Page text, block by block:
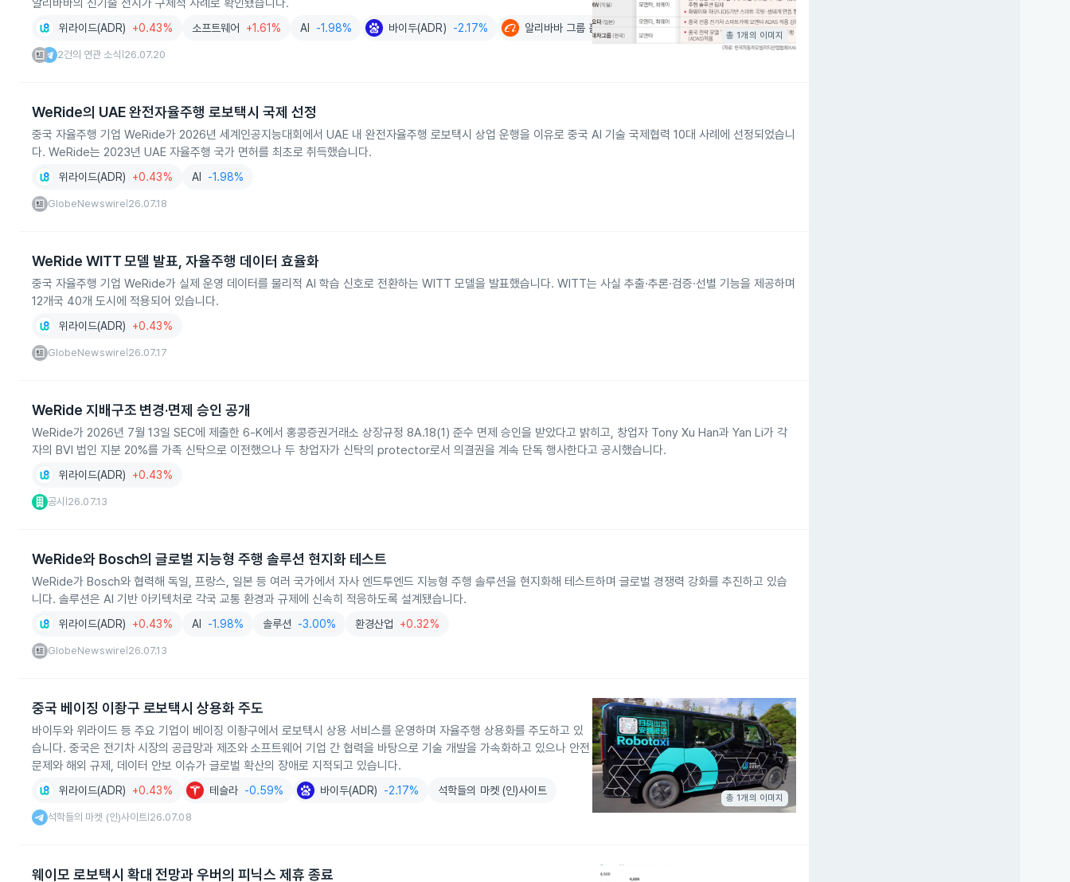
알리바바의 신기술 전시가 구체적 사례로 확인됐습니다.
위라이드(ADR) +0.43% 소프트웨어 +1.61% AI -1.98% 바이두(ADR) -2.17% 알리바바 그룹 홀딩(ADR) -1.68%
2건의 연관 소식 26.07.20
총 1개의 이미지
WeRide의 UAE 완전자율주행 로보택시 국제 선정
중국 자율주행 기업 WeRide가 2026년 세계인공지능대회에서 UAE 내 완전자율주행 로보택시 상업 운행을 이유로 중국 AI 기술 국제협력 10대 사례에 선정되었습니
다. WeRide는 2023년 UAE 자율주행 국가 면허를 최초로 취득했습니다.
위라이드(ADR) +0.43% AI -1.98%
GlobeNewswire 26.07.18
WeRide WITT 모델 발표, 자율주행 데이터 효율화
중국 자율주행 기업 WeRide가 실제 운영 데이터를 물리적 AI 학습 신호로 전환하는 WITT 모델을 발표했습니다. WITT는 사실 추출·추론·검증·선별 기능을 제공하며
12개국 40개 도시에 적용되어 있습니다.
위라이드(ADR) +0.43%
GlobeNewswire 26.07.17
WeRide 지배구조 변경·면제 승인 공개
WeRide가 2026년 7월 13일 SEC에 제출한 6‑K에서 홍콩증권거래소 상장규정 8A.18(1) 준수 면제 승인을 받았다고 밝히고, 창업자 Tony Xu Han과 Yan Li가 각
자의 BVI 법인 지분 20%를 가족 신탁으로 이전했으나 두 창업자가 신탁의 protector로서 의결권을 계속 단독 행사한다고 공시했습니다.
위라이드(ADR) +0.43%
공시 26.07.13
WeRide와 Bosch의 글로벌 지능형 주행 솔루션 현지화 테스트
WeRide가 Bosch와 협력해 독일, 프랑스, 일본 등 여러 국가에서 자사 엔드투엔드 지능형 주행 솔루션을 현지화해 테스트하며 글로벌 경쟁력 강화를 추진하고 있습
니다. 솔루션은 AI 기반 아키텍처로 각국 교통 환경과 규제에 신속히 적응하도록 설계됐습니다.
위라이드(ADR) +0.43% AI -1.98% 솔루션 -3.00% 환경산업 +0.32%
GlobeNewswire 26.07.13
중국 베이징 이좡구 로보택시 상용화 주도
바이두와 위라이드 등 주요 기업이 베이징 이좡구에서 로보택시 상용 서비스를 운영하며 자율주행 상용화를 주도하고 있
습니다. 중국은 전기차 시장의 공급망과 제조와 소프트웨어 기업 간 협력을 바탕으로 기술 개발을 가속화하고 있으나 안전
문제와 해외 규제, 데이터 안보 이슈가 글로벌 확산의 장애로 지적되고 있습니다.
위라이드(ADR) +0.43% 테슬라 -0.59% 바이두(ADR) -2.17% 석학들의 마켓 (인)사이트
석학들의 마켓 (인)사이트 26.07.08
총 1개의 이미지
웨이모 로보택시 확대 전망과 우버의 피닉스 제휴 종료